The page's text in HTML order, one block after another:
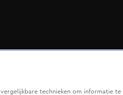
technieken om informatie te